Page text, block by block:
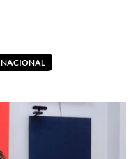
NACIONAL